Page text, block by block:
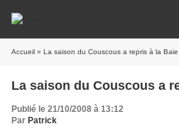
Accueil » La saison du Couscous a repris à la
La saison du Couscous a
Publié le 21/10/2008 à 13:12
Par Patrick